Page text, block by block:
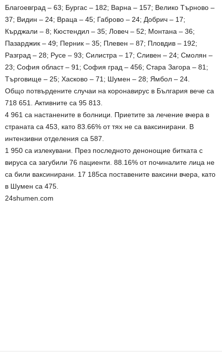
Благоевград – 63; Бургас – 182; Варна – 157; Велико Търново –
37; Видин – 24; Враца – 45; Габрово – 24; Добрич – 17;
Кърджали – 8; Кюстендил – 35; Ловеч – 52; Монтана – 36;
Пазарджик – 49; Перник – 35; Плевен – 87; Пловдив – 192;
Разград – 28; Русе – 93; Силистра – 17; Сливен – 24; Смолян –
23; София област – 91; София град – 456; Стара Загора – 81;
Търговище – 25; Хасково – 71; Шумен – 28; Ямбол – 24.
Общо потвърдените случаи на коронавирус в България вече са
718 651. Активните са 95 813.
4 961 са настанените в болници. Приетите за лечение вчера в
страната са 453, като 83.66% от тях не са ваксинирани. В
интензивни отделения са 587.
1 950 са излекувани. През последното денонощие битката с
вируса са загубили 76 пациенти. 88.16% от починалите лица не
са били ваксинирани. 17 185са поставените ваксини вчера, като
в Шумен са 475.
24shumen.com